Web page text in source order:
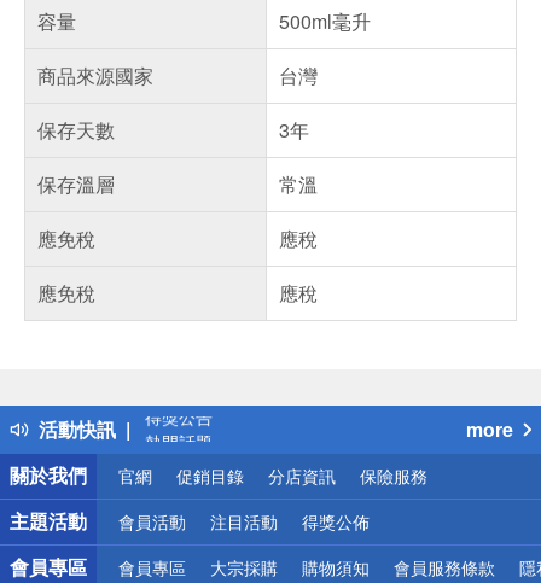
容量
500ml毫升
商品來源國家
台灣
保存天數
3年
保存溫層
常溫
應免稅
應稅
應免稅
應稅
活動快訊
得獎公告
熱門話題
銀行優惠
偏遠地區配送
詐騙網頁！請小心！
more
關於我們
官網 促銷目錄 分店資訊 保險服務
主題活動 會員活動 注目活動 得獎公佈
會員專區 會員專區 大宗採購 購物須知 會員服務條款 隱